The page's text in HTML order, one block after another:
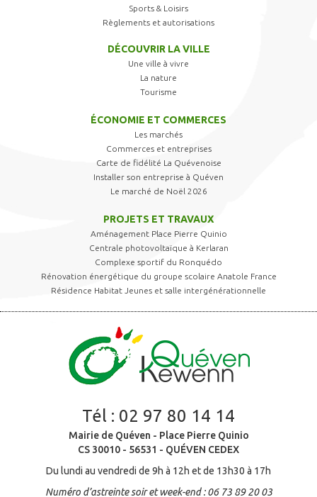
Sports & Loisirs
Règlements et autorisations
DÉCOUVRIR LA VILLE
Une ville à vivre
La nature
Tourisme
ÉCONOMIE ET COMMERCES
Les marchés
Commerces et entreprises
Carte de fidélité La Quévenoise
Installer son entreprise à Quéven
Le marché de Noël 2026
PROJETS ET TRAVAUX
Aménagement Place Pierre Quinio
Centrale photovoltaïque à Kerlaran
Complexe sportif du Ronquédo
Rénovation énergétique du groupe scolaire Anatole France
Résidence Habitat Jeunes et salle intergénérationnelle
Tél : 02 97 80 14 14
Mairie de Quéven - Place Pierre Quinio
CS 30010 - 56531 - QUÉVEN CEDEX
Du lundi au vendredi de 9h à 12h et de 13h30 à 17h
Numéro d’astreinte soir et week-end : 06 73 89 20 03